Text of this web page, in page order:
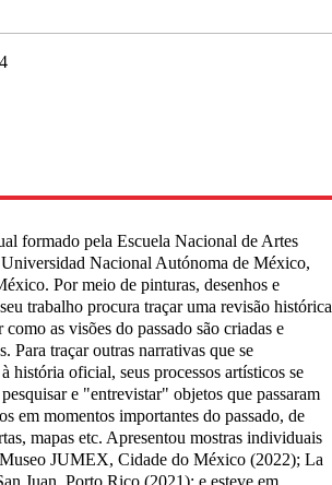
formado pela Escuela Nacional de Artes
Universidad Nacional Autónoma de México,
Por meio de pinturas, desenhos e
trabalho procura traçar uma revisão histórica
como as visões do passado são criadas e
Para traçar outras narrativas que se
história oficial, seus processos artísticos se
e "entrevistar" objetos que passaram
em momentos importantes do passado, de
mapas etc. Apresentou mostras individuais
JUMEX, Cidade do México (2022); La